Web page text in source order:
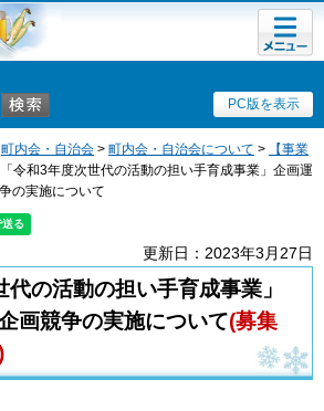
PC版を表示
メニュ
ー
町内会・自治会 > 町内会・自治会について >
【事業
令和3年度次世代の活動の担い手育成事業」企画運
の実施について
更新日：2023年3月27日
代の活動の担い手育成事業」
画競争の実施について(募集